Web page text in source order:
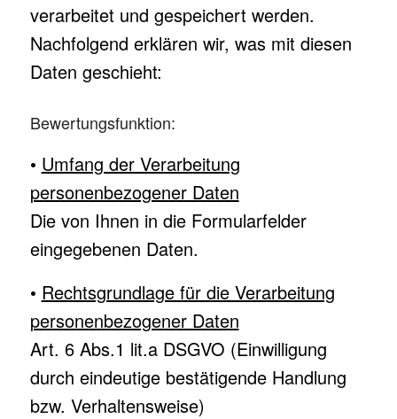
verarbeitet und gespeichert werden.
Nachfolgend erklären wir, was mit diesen
Daten geschieht:
Bewertungsfunktion:
• Umfang der Verarbeitung
personenbezogener Daten
Die von Ihnen in die Formularfelder
eingegebenen Daten.
• Rechtsgrundlage für die Verarbeitung
personenbezogener Daten
Art. 6 Abs.1 lit.a DSGVO (Einwilligung
durch eindeutige bestätigende Handlung
bzw. Verhaltensweise)